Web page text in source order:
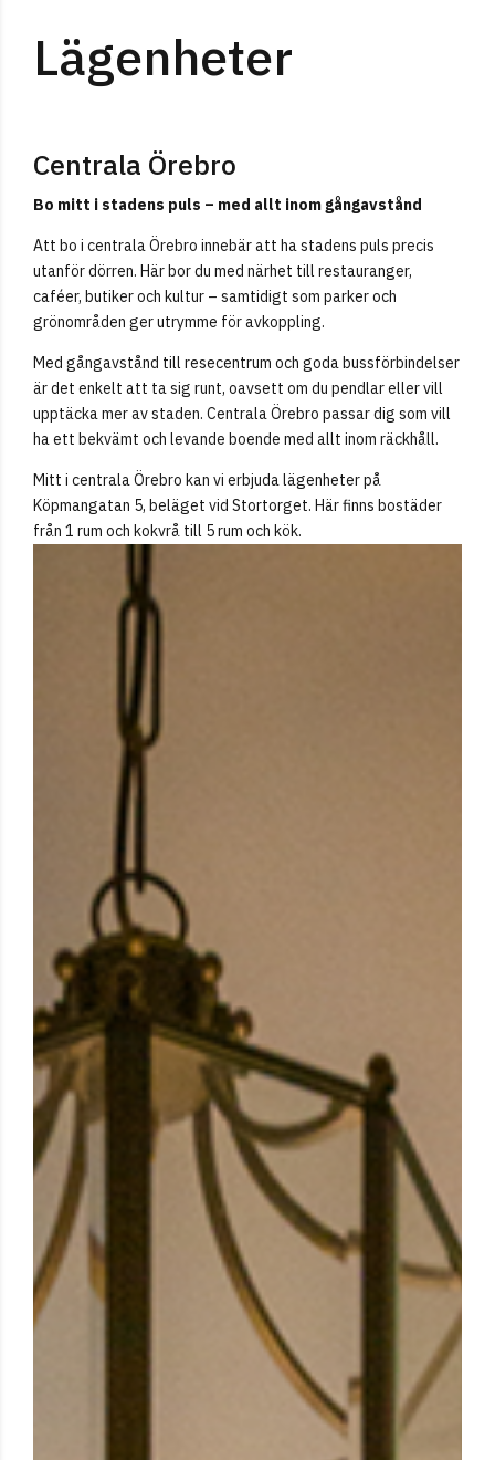
Lägenheter
Centrala Örebro
Bo mitt i stadens puls – med allt inom gångavstånd
Att bo i centrala Örebro innebär att ha stadens puls precis
utanför dörren. Här bor du med närhet till restauranger,
caféer, butiker och kultur – samtidigt som parker och
grönområden ger utrymme för avkoppling.
Med gångavstånd till resecentrum och goda bussförbindelser
är det enkelt att ta sig runt, oavsett om du pendlar eller vill
upptäcka mer av staden. Centrala Örebro passar dig som vill
ha ett bekvämt och levande boende med allt inom räckhåll.
Mitt i centrala Örebro kan vi erbjuda lägenheter på
Köpmangatan 5, beläget vid Stortorget. Här finns bostäder
från 1 rum och kokvrå till 5 rum och kök.